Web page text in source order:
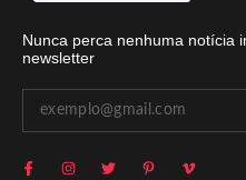
Nunca perca nenhuma notícia
newsletter